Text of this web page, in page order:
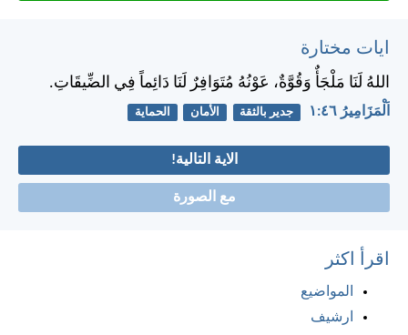
ايات مختارة
اللهُ لَنَا مَلْجَأٌ وَقُوَّةٌ، عَوْنُهُ مُتَوَافِرٌ لَنَا دَائِماً فِي الضِّيقَاتِ.
اَلْمَزَامِيرُ ٤٦:‏١ جدير بالثقة الأمان الحماية
الاية التالية!
مع الصورة
اقرأ اكثر
المواضيع
ارشيف